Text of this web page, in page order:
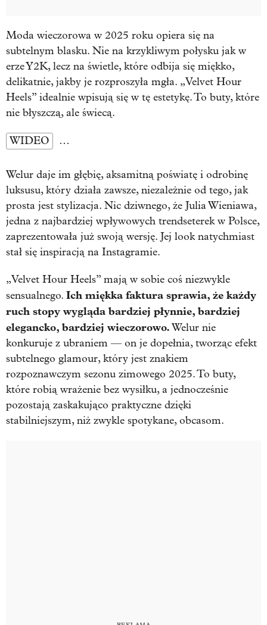
Moda wieczorowa w 2025 roku opiera się na
subtelnym blasku. Nie na krzykliwym połysku jak w
erze Y2K, lecz na świetle, które odbija się miękko,
delikatnie, jakby je rozproszyła mgła. „Velvet Hour
Heels” idealnie wpisują się w tę estetykę. To buty, które
nie błyszczą, ale świecą.
WIDEO …
Welur daje im głębię, aksamitną poświatę i odrobinę
luksusu, który działa zawsze, niezależnie od tego, jak
prosta jest stylizacja. Nic dziwnego, że Julia Wieniawa,
jedna z najbardziej wpływowych trendseterek w Polsce,
zaprezentowała już swoją wersję. Jej look natychmiast
stał się inspiracją na Instagramie.
„Velvet Hour Heels” mają w sobie coś niezwykle
sensualnego. Ich miękka faktura sprawia, że każdy
ruch stopy wygląda bardziej płynnie, bardziej
elegancko, bardziej wieczorowo.Welur nie
konkuruje z ubraniem — on je dopełnia, tworząc efekt
subtelnego glamour, który jest znakiem
rozpoznawczym sezonu zimowego 2025. To buty,
które robią wrażenie bez wysiłku, a jednocześnie
pozostają zaskakująco praktyczne dzięki
stabilniejszym, niż zwykle spotykane, obcasom.